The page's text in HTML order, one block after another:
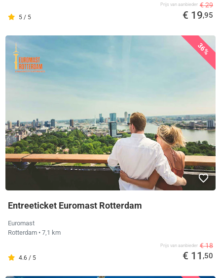
5 / 5
Prijs van aanbieder € 29
€ 19,95
36%
Entreeticket Euromast Rotterdam
Euromast
Rotterdam • 7,1 km
4.6 / 5
Prijs van aanbieder € 18
€ 11 ,50